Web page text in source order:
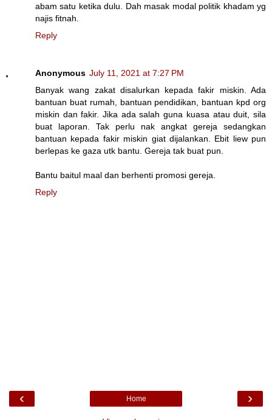
abam satu ketika dulu. Dah masak modal politik khadam yg
najis fitnah.
Reply
Anonymous July 11, 2021 at 7:27 PM
Banyak wang zakat disalurkan kepada fakir miskin. Ada
bantuan buat rumah, bantuan pendidikan, bantuan kpd org
miskin dan fakir. Jika ada salah guna kuasa atau duit, sila
buat laporan. Tak perlu nak angkat gereja sedangkan
bantuan kepada fakir miskin giat dijalankan. Ebit liew pun
berlepas ke gaza utk bantu. Gereja tak buat pun.
Bantu baitul maal dan berhenti promosi gereja.
Reply
‹ ›
Home